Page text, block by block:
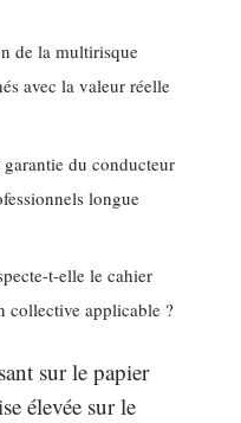
de la multirisque
avec la valeur réelle
du conducteur
longue
t-elle le cahier
collective applicable ?
sur le papier
élevée sur le